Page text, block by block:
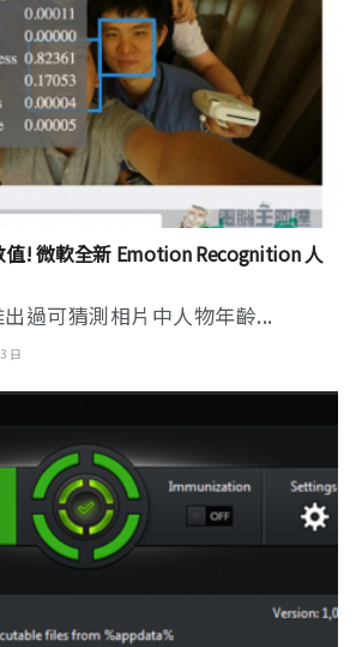
值! 微軟全新 Emotion Recognition 人
過可猜測相片中人物年齡...
日